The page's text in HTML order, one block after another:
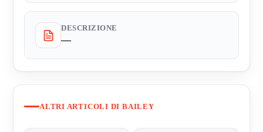
DESCRIZIONE
—
ALTRI ARTICOLI DI BAILEY